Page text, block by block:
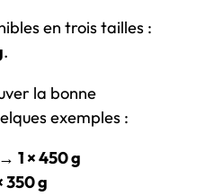
en trois tailles :
.
la bonne
exemples :
1 × 450 g
350 g